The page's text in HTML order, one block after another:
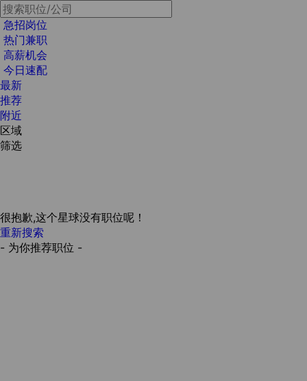
急招岗位
热门兼职
高薪机会
今日速配
最新
推荐
附近
区域
筛选
很抱歉,这个星球没有职位呢！
重新搜索
- 为你推荐职位 -